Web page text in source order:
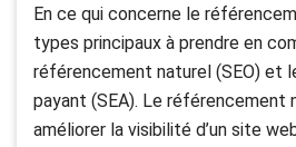
En ce qui concerne le
types principaux à prendre en
référencement naturel (SEO) et
payant (SEA). Le référencement
améliorer la visibilité d’un site